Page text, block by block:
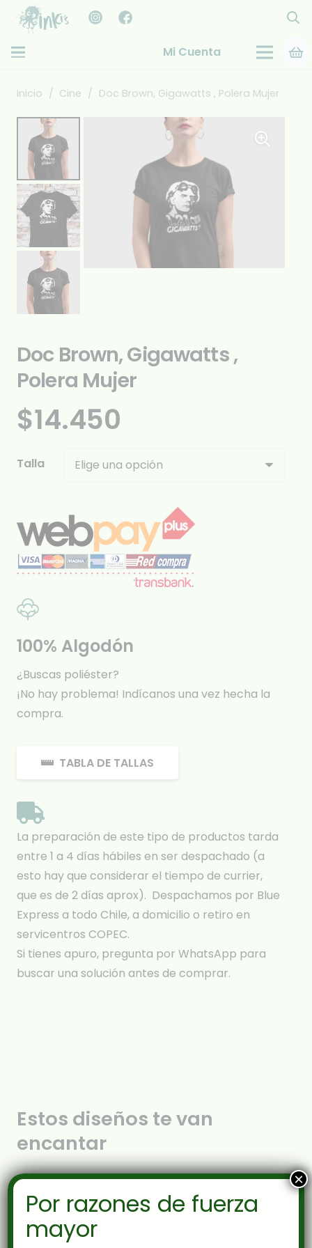
Mi Cuenta
Inicio / Cine / Doc Brown, Gigawatts , Polera Mujer
Doc Brown, Gigawatts ,
Polera Mujer
$14.450
Talla
100% Algodón
¿Buscas poliéster?
¡No hay problema! Indícanos una vez hecha la
compra.
TABLA DE TALLAS
La preparación de este tipo de productos tarda
entre 1 a 4 días hábiles en ser despachado (a
esto hay que considerar el tiempo de currier,
que es de 2 días aprox). Despachamos por Blue
Express a todo Chile, a domicilio o retiro en
servicentros COPEC.
Si tienes apuro, pregunta por WhatsApp para
buscar una solución antes de comprar.
Estos diseños te van
encantar
Por razones de fuerza
mayor
×